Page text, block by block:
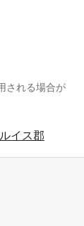
される場合が
イス郡